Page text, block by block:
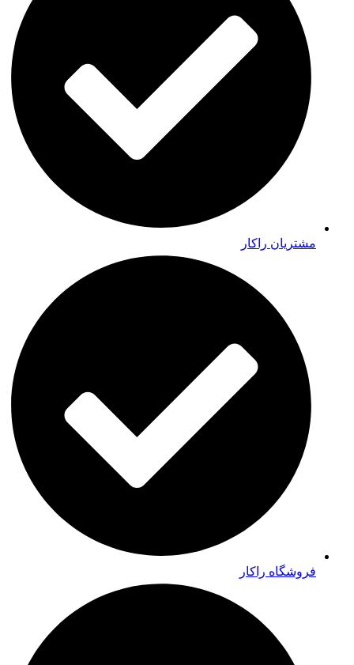
مشتریان راکار
فروشگاه راکار